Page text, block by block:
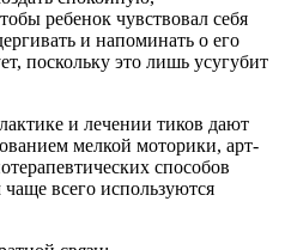
ребенок чувствовал себя
и напоминать о его
поскольку это лишь усугубит
и лечении тиков дают
мелкой моторики, арт-
способов
всего используются